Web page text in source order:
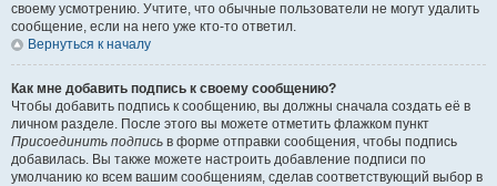
своему усмотрению. Учтите, что обычные пользователи не могут удалить
сообщение, если на него уже кто-то ответил.
Вернуться к началу
Как мне добавить подпись к своему сообщению?
Чтобы добавить подпись к сообщению, вы должны сначала создать её в
личном разделе. После этого вы можете отметить флажком пункт
Присоединить подпись в форме отправки сообщения, чтобы подпись
добавилась. Вы также можете настроить добавление подписи по
умолчанию ко всем вашим сообщениям, сделав соответствующий выбор в